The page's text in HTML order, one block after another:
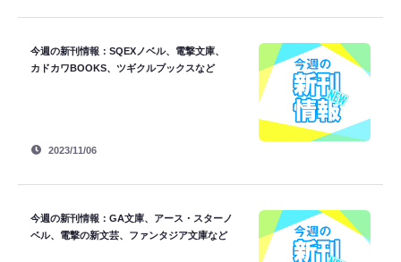
今週の新刊情報：SQEXノベル、電撃文庫、
カドカワBOOKS、ツギクルブックスなど
2023/11/06
今週の新刊情報：GA文庫、アース・スターノ
ベル、電撃の新文芸、ファンタジア文庫など